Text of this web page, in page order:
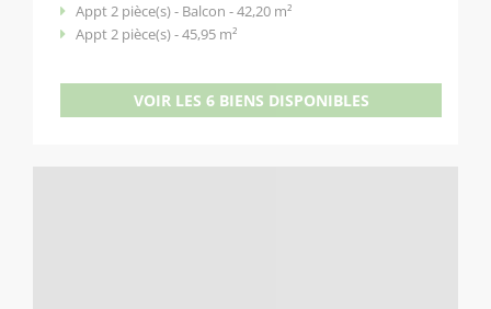
Appt 2 pièce(s) - Balcon - 42,20 m²
Appt 2 pièce(s) - 45,95 m²
VOIR LES 6 BIENS DISPONIBLES